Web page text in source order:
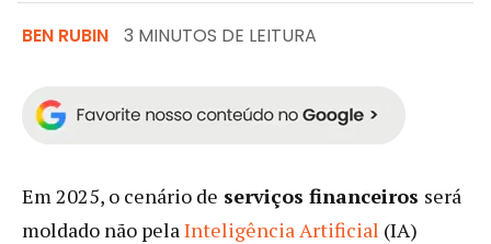
BEN RUBIN 3 MINUTOS DE LEITURA
Em 2025, o cenário de serviços financeiros será
moldado não pelaInteligência Artificial (IA)